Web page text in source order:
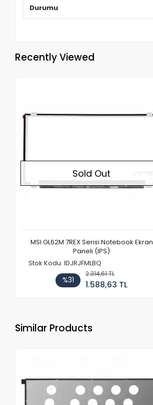
Durumu
Recently Viewed
Sold Out
MSI GL62M 7REX Serisi Notebook Ekran
Paneli (IPS)
Stok Kodu: IDJRJFMLBQ
%31
2.314,61 TL
1.588,63 TL
Similar Products